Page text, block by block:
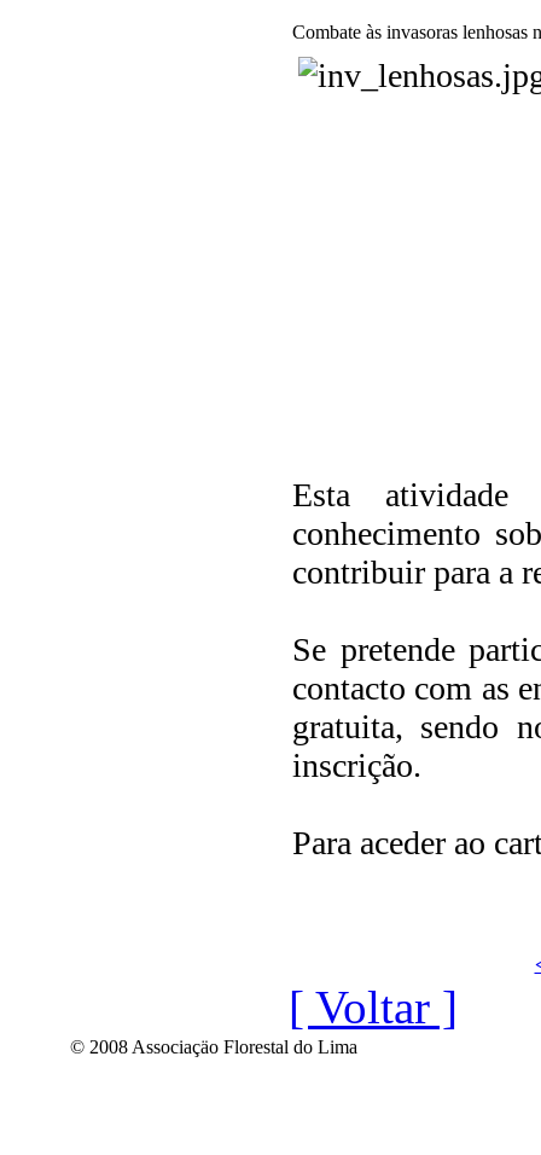
Combate às invasoras lenhosas
Esta
conhecimento
contribuir para a
Se pretende
contacto com as
gratuita, sendo
inscrição.
Para aceder ao
[ Voltar ]
© 2008 Associaçäo Florestal do Lima